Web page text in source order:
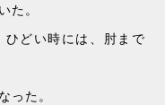
た。
ひどい時には、肘まで
った。